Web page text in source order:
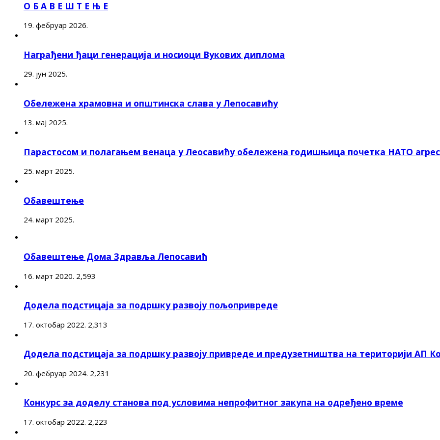
О Б А В Е Ш Т Е Њ Е
19. фебруар 2026.
Награђени ђаци генерација и носиоци Вукових диплома
29. јун 2025.
Обележена храмовна и општинска слава у Лепосавићу
13. мај 2025.
Парастосом и полагањем венаца у Леосавићу обележена годишњица почетка НАТО
25. март 2025.
Обавештење
24. март 2025.
Обавештење Дома Здравља Лепосавић
16. март 2020. 2,593
Додела подстицаја за подршку развоју пољопривреде
17. октобар 2022. 2,313
Додела подстицаја за подршку развоју привреде и предузетништва на територији АП
20. фебруар 2024. 2,231
Конкурс за доделу станова под условима непрофитног закупа на одређено време
17. октобар 2022. 2,223